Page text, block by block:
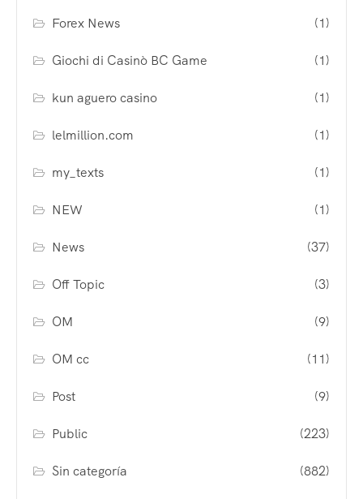
Forex News (1)
Giochi di Casinò BC Game (1)
kun aguero casino (1)
lelmillion.com (1)
my_texts (1)
NEW (1)
News (37)
Off Topic (3)
OM (9)
OM cc (11)
Post (9)
Public (223)
Sin categoría (882)